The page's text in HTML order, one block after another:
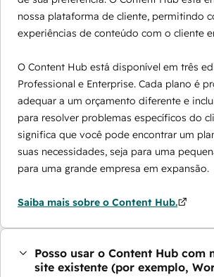
nossa plataforma de cliente, permitindo
experiências de conteúdo com o cliente
O Content Hub está disponível em três
Professional e Enterprise. Cada plano é
adequar a um orçamento diferente e
para resolver problemas específicos do
significa que você pode encontrar um
suas necessidades, seja para uma
para uma grande empresa em expansão.
Saiba mais sobre o Content Hub.
Posso usar o Content Hub com
site existente (por exemplo,